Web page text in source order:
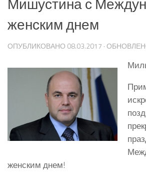
женским днем
ОПУБЛИКОВАНО 08.03.2017 ·
женским днем!